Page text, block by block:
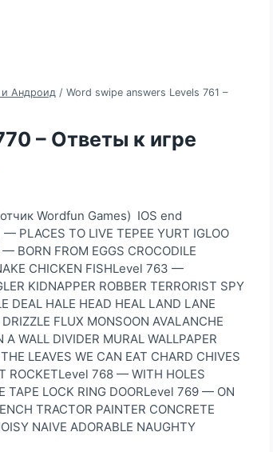
и Андроид / Word swipe answers Levels 761 –
– Ответы к игре
Wordfun Games) IOS end
TO LIVE TEPEE YURT IGLOO
BORN FROM EGGS CROCODILE
CHICKEN FISHLevel 763 —
KIDNAPPER ROBBER TERRORIST SPY
DEAL HALE HEAD HEAL LAND LANE
FLUX MONSOON AVALANCHE
WALL DIVIDER MURAL WALLPAPER
LEAVES WE CAN EAT CHARD CHIVES
ROCKETLevel 768 — WITH HOLES
TAPE LOCK RING DOORLevel 769 — ON
TRACTOR PAINTER CONCRETE
NAIVE ADORABLE NAUGHTY